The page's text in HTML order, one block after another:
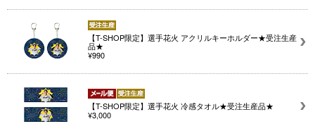
【T-SHOP限定】選手花火 アクリルキーホルダー★受注生産
品★
¥990
【T-SHOP限定】選手花火 冷感タオル★受注生産品★
¥3,000